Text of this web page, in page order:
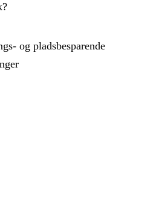
og pladsbesparende